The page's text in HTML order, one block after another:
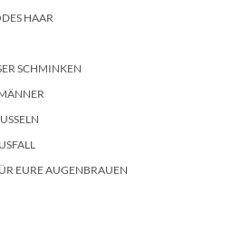
HAAR
SCHMINKEN
EURE AUGENBRAUEN